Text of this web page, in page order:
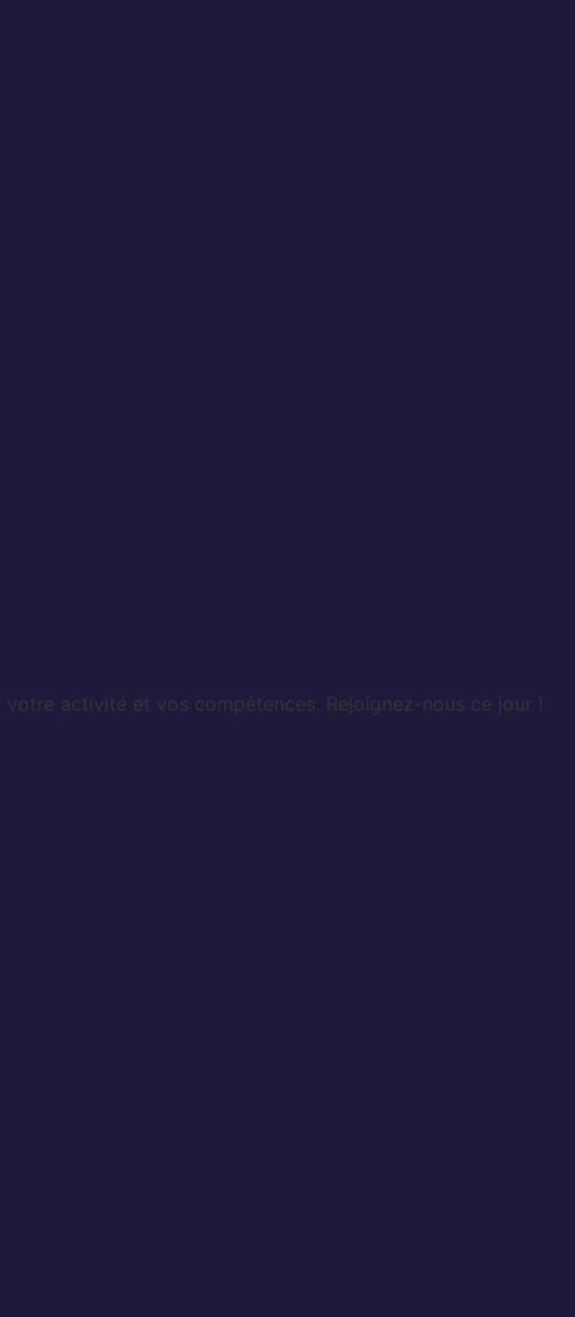
activité et vos compétences. Rejoignez-nous ce jour !